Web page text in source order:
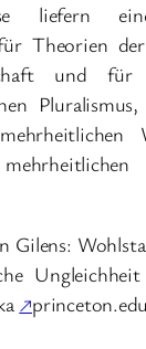
liefern
Theorien
und für
Gilens:
↗princeton.edu